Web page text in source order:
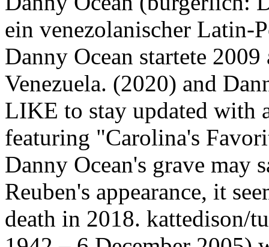
ein venezolanischer Latin-
Danny Ocean startete
Venezuela. (2020) and
LIKE to stay updated with
featuring "Carolina's
Danny Ocean's grave may
Reuben's appearance, it
death in 2018. kattedison/